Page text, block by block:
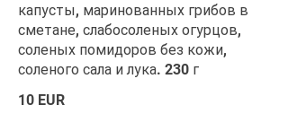
капусты, маринованных грибов в
сметане, слабосоленых огурцов,
соленых помидоров без кожи,
соленого сала и лука. 230 г
10 EUR